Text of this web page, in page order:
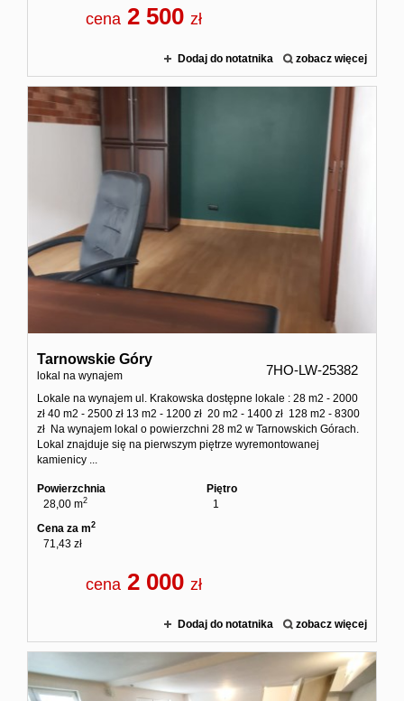
cena 2 500 zł
Dodaj do notatnika zobacz więcej
Tarnowskie Góry
lokal na wynajem 7HO-LW-25382
Lokale na wynajem ul. Krakowska dostępne lokale : 28 m2 - 2000
zł 40 m2 - 2500 zł 13 m2 - 1200 zł 20 m2 - 1400 zł 128 m2 - 8300
zł Na wynajem lokal o powierzchni 28 m2 w Tarnowskich Górach.
Lokal znajduje się na pierwszym piętrze wyremontowanej
kamienicy ...
Powierzchnia
28,00 m2
Piętro
1
Cena za m2
71,43 zł
cena 2 000 zł
Dodaj do notatnika zobacz więcej